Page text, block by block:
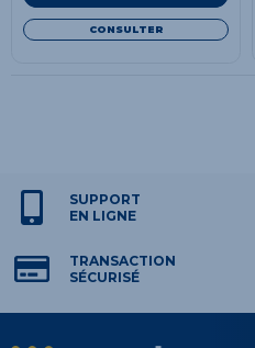
CONSULTER
SUPPORT
EN LIGNE
TRANSACTION
SÉCURISÉ